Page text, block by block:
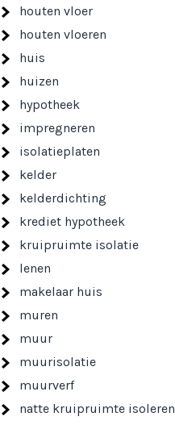
houten vloer
houten vloeren
huis
huizen
hypotheek
impregneren
isolatieplaten
kelder
kelderdichting
krediet hypotheek
kruipruimte isolatie
lenen
makelaar huis
muren
muur
muurisolatie
muurverf
natte kruipruimte isoleren